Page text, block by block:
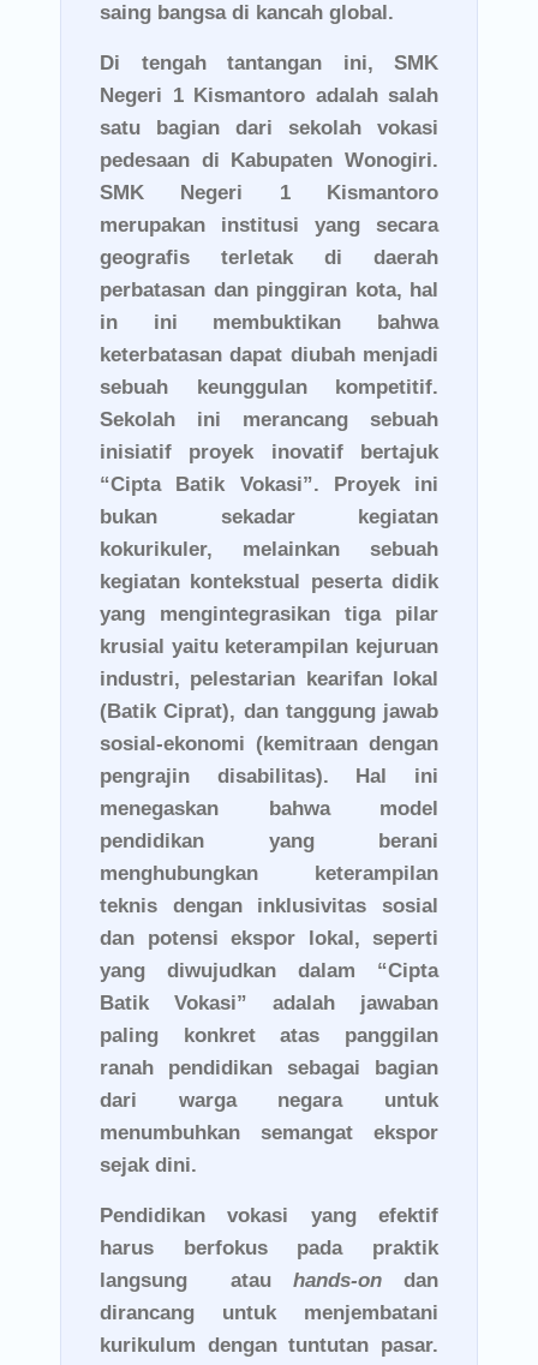
saing bangsa di kancah global.
Di tengah tantangan ini, SMK
Negeri 1 Kismantoro adalah salah
satu bagian dari sekolah vokasi
pedesaan di Kabupaten Wonogiri.
SMK Negeri 1 Kismantoro
merupakan institusi yang secara
geografis terletak di daerah
perbatasan dan pinggiran kota, hal
in ini membuktikan bahwa
keterbatasan dapat diubah menjadi
sebuah keunggulan kompetitif.
Sekolah ini merancang sebuah
inisiatif proyek inovatif bertajuk
“Cipta Batik Vokasi”. Proyek ini
bukan sekadar kegiatan
kokurikuler, melainkan sebuah
kegiatan kontekstual peserta didik
yang mengintegrasikan tiga pilar
krusial yaitu keterampilan kejuruan
industri, pelestarian kearifan lokal
(Batik Ciprat), dan tanggung jawab
sosial-ekonomi (kemitraan dengan
pengrajin disabilitas). Hal ini
menegaskan bahwa model
pendidikan yang berani
menghubungkan keterampilan
teknis dengan inklusivitas sosial
dan potensi ekspor lokal, seperti
yang diwujudkan dalam “Cipta
Batik Vokasi” adalah jawaban
paling konkret atas panggilan
ranah pendidikan sebagai bagian
dari warga negara untuk
menumbuhkan semangat ekspor
sejak dini.
Pendidikan vokasi yang efektif
harus berfokus pada praktik
langsung atau hands-on dan
dirancang untuk menjembatani
kurikulum dengan tuntutan pasar.